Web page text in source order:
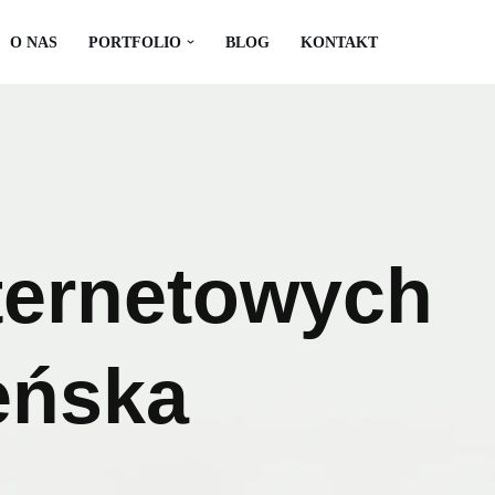
O NAS PORTFOLIO BLOG KONTAKT